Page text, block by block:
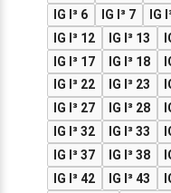
IG I³ 6
IG I³ 7 IG
IG I³ 12
IG I³ 13
IG I³ 17
IG I³ 18
IG I³ 22
IG I³ 23
IG I³ 27
IG I³ 28
IG I³ 32
IG I³ 33
IG I³ 37
IG I³ 38
IG I³ 42
IG I³ 43